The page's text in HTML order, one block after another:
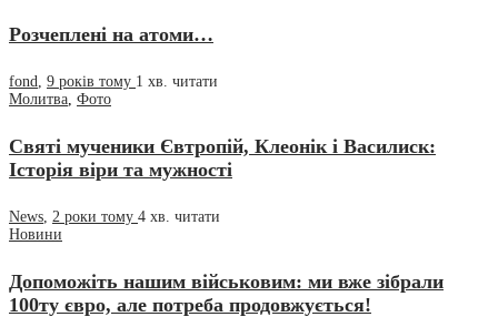
Розчеплені на атоми…
fond, 9 років тому 1 хв. читати
Молитва, Фото
Святі мученики Євтропій, Клеонік і Василиск:
Історія віри та мужності
News, 2 роки тому 4 хв. читати
Новини
Допоможіть нашим військовим: ми вже зібрали
100ту євро, але потреба продовжується!